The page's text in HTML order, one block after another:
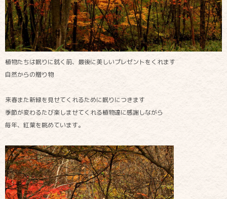
植物たちは眠りに就く前、最後に美しいプレゼントをくれます
自然からの贈り物
来春また新緑を見せてくれるために眠りにつきます
季節が変わるたび楽しませてくれる植物達に感謝しながら
毎年、紅葉を眺めています。